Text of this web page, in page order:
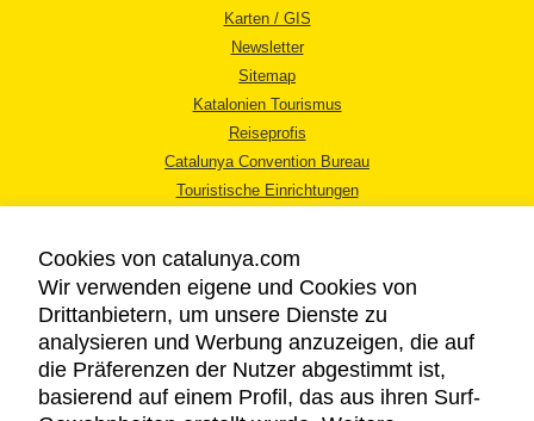
Karten / GIS
Newsletter
Sitemap
Katalonien Tourismus
Reiseprofis
Catalunya Convention Bureau
Touristische Einrichtungen
RECHTLICHER HINWEIS
DATENSCHUTZICHTLINIE
Cookies von catalunya.com
Wir verwenden eigene und Cookies von
Drittanbietern, um unsere Dienste zu
analysieren und Werbung anzuzeigen, die auf
die Präferenzen der Nutzer abgestimmt ist,
basierend auf einem Profil, das aus ihren Surf-